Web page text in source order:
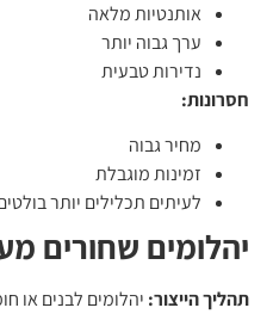
אותנטיות מלאה
ערך גבוה יותר
נדירות טבעית
חסרונות:
מחיר גבוה
זמינות מוגבלת
לעיתים תכלילים יותר
יהלומים שחורים
תהליך הייצור: יהלומים לבנים או